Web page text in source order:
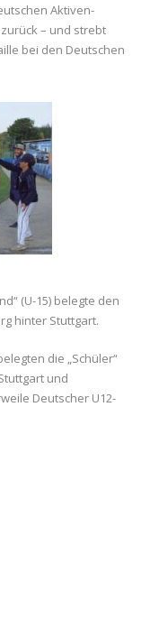
Aktiven-
– und strebt
bei den Deutschen
(U-15) belegte den
hinter Stuttgart.
die „Schüler“
und
Deutscher U12-